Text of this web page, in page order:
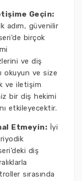
Geçin:
adım, güvenilir
birçok
ve diş
okuyun ve size
ve iletişim
bir diş hekimi
etkileyecektir.
Etmeyin: İyi
diş
sırasında